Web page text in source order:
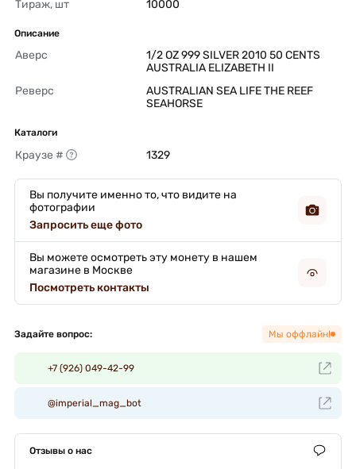
Тираж, шт
10000
Описание
Аверс
1/2 OZ 999 SILVER 2010 50 CENTS
AUSTRALIA ELIZABETH II
Реверс
AUSTRALIAN SEA LIFE THE REEF
SEAHORSE
Каталоги
Краузе # 1329
Вы получите именно то, что видите на
фотографии
Запросить еще фото
Вы можете осмотреть эту монету в нашем
магазине в Москве
Посмотреть контакты
Задайте вопрос: Мы оффлайн!
+7 (926) 049-42-99
@imperial_mag_bot
Отзывы о нас